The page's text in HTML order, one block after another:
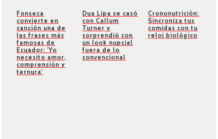
Fonseca
convierte en
canción una de
las frases más
famosas de
Ecuador: 'Yo
necesito amor,
comprensión y
ternura'
Dua Lipa se casó
con Callum
Turner y
sorprendió con
un look nupcial
fuera de lo
convencional
Crononutrición:
Sincroniza tus
comidas con tu
reloj biológico